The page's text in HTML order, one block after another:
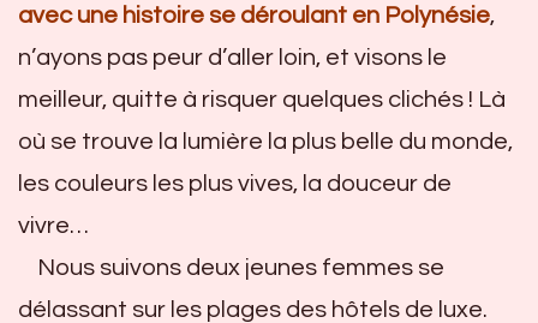
avec une histoire se déroulant en Polynésie,
n’ayons pas peur d’aller loin, et visons le
meilleur, quitte à risquer quelques clichés ! Là
où se trouve la lumière la plus belle du monde,
les couleurs les plus vives, la douceur de
vivre…
Nous suivons deux jeunes femmes se
délassant sur les plages des hôtels de luxe.